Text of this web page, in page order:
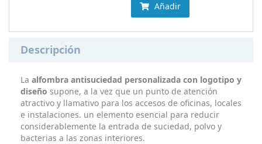
Añadir
Descripción
La alfombra antisuciedad personalizada con logotipo y
diseño supone, a la vez que un punto de atención
atractivo y llamativo para los accesos de oficinas, locales
e instalaciones. un elemento esencial para reducir
considerablemente la entrada de suciedad, polvo y
bacterias a las zonas interiores.